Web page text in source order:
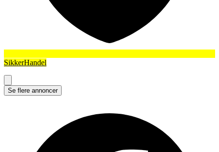
SikkerHandel
Se flere annoncer